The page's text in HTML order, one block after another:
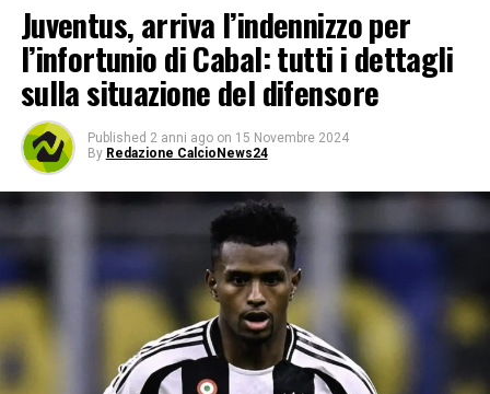
Juventus, arriva l’indennizzo per
l’infortunio di Cabal: tutti i dettagli
sulla situazione del difensore
Published 2 anni ago on 15 Novembre 2024
By Redazione CalcioNews24